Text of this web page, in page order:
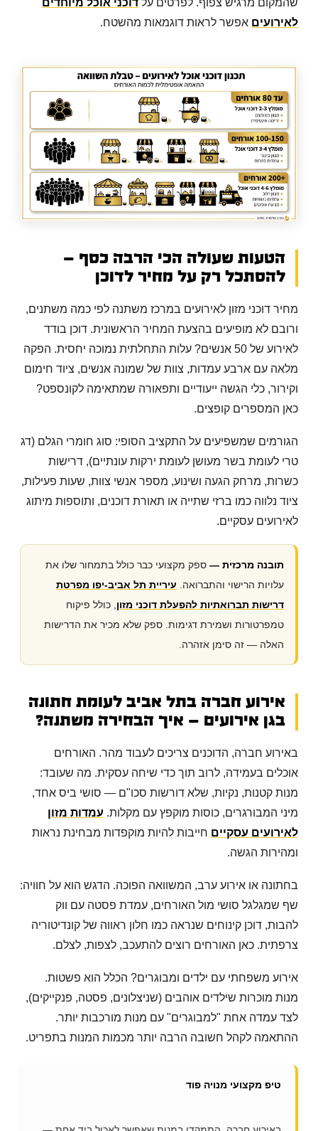
שהמקום מרגיש צפוף. לפרטים על דוכני אוכל מיוחדים
לאירועים אפשר לראות דוגמאות מהשטח.
הטעות שעולה הכי הרבה כסף —
להסתכל רק על מחיר לדוכן
מחיר דוכני מזון לאירועים במרכז משתנה לפי כמה משתנים,
ורובם לא מופיעים בהצעת המחיר הראשונית. דוכן בודד
לאירוע של 50 אנשים? עלות התחלתית נמוכה יחסית. הפקה
מלאה עם ארבע עמדות, צוות של שמונה אנשים, ציוד חימום
וקירור, כלי הגשה ייעודיים ותפאורה שמתאימה לקונספט?
כאן המספרים קופצים.
הגורמים שמשפיעים על התקציב הסופי: סוג חומרי הגלם (דג
טרי לעומת בשר מעושן לעומת ירקות עונתיים), דרישות
כשרות, מרחק הגעה ושינוע, מספר אנשי צוות, שעות פעילות,
ציוד נלווה כמו ברזי שתייה או תאורת דוכנים, ותוספות מיתוג
לאירועים עסקיים.
תובנה מרכזית — ספק מקצועי כבר כולל בתמחור שלו את
עלויות הרישוי והתברואה. עיריית תל אביב-יפו מפרטת
דרישות תברואתיות להפעלת דוכני מזון , כולל פיקוח
טמפרטורות ושמירת דגימות. ספק שלא מכיר את הדרישות
האלה — זה סימן אזהרה.
אירוע חברה בתל אביב לעומת חתונה
בגן אירועים — איך הבחירה משתנה?
באירוע חברה, הדוכנים צריכים לעבוד מהר. האורחים
אוכלים בעמידה, לרוב תוך כדי שיחה עסקית. מה שעובד:
מנות קטנות, נקיות, שלא דורשות סכו"ם — סושי ביס אחד,
מיני המבורגרים, כוסות מוקפץ עם מקלות. עמדות מזון
לאירועים עסקיים חייבות להיות מוקפדות מבחינת נראות
ומהירות הגשה.
בחתונה או אירוע ערב, המשוואה הפוכה. הדגש הוא על חוויה:
שף שמגלגל סושי מול האורחים, עמדת פסטה עם ווק
להבות, דוכן קינוחים שנראה כמו חלון ראווה של קונדיטוריה
צרפתית. כאן האורחים רוצים להתעכב, לצפות, לצלם.
אירוע משפחתי עם ילדים ומבוגרים? הכלל הוא פשטות.
מנות מוכרות שילדים אוהבים (שניצלונים, פסטה, פנקייקים),
לצד עמדה אחת "למבוגרים" עם מנות מורכבות יותר.
ההתאמה לקהל חשובה הרבה יותר מכמות המנות בתפריט.
טיפ מקצועי מנויה פוד